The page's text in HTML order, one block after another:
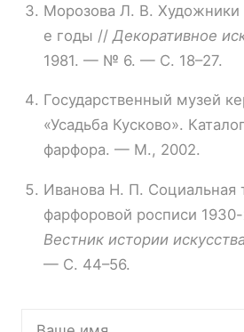
Морозова Л. В. Художники
е годы // Декоративное
1981. — № 6. — С. 18–27.
Государственный музей
«Усадьба Кусково».
фарфора. — М., 2002.
Иванова Н. П. Социальная
фарфоровой росписи
Вестник истории
— С. 44–56.